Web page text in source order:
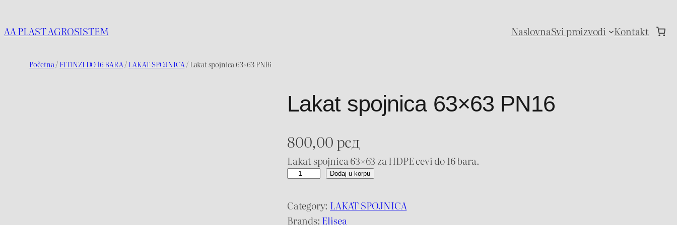
na
sadržaj
AA PLAST AGROSISTEM NaslovnaSvi proizvodi Kontakt
Početna/FITINZI DO 16 BARA/LAKAT SPOJNICA/ Lakat spojnica 63×63 PN16
Lakat spojnica 63×63 PN16
800,00рсд
Lakat spojnica 63×63 za HDPE cevi do 16 bara.
L
k
a
Dodaj u korpu
Category: LAKAT SPOJNICA
Brands: Elisea